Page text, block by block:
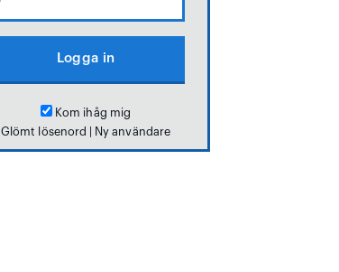
Kom ihåg mig
Glömt lösenord
Ny användare